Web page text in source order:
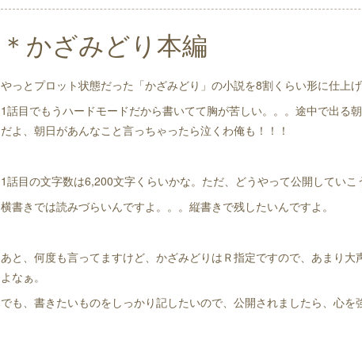
＊かざみどり本編
やっとプロット状態だった「かざみどり」の小説を8割くらい形に仕上げ
1話目でもうハードモードだから書いてて胸が苦しい。。。途中で出
だよ、朝日があんなこと言っちゃったら泣くわ俺も！！！
1話目の文字数は6,200文字くらいかな。ただ、どうやって公開していこ
横書きでは読みづらいんですよ。。。縦書きで残したいんですよ。
あと、何度も言ってますけど、かざみどりはＲ指定ですので、あまり
よなぁ。
でも、書きたいものをしっかり記したいので、公開されましたら、心を